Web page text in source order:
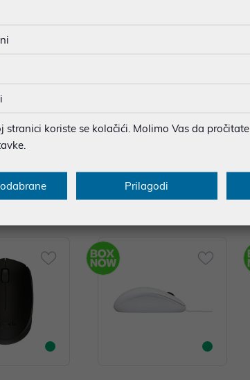
stranici koriste se kolačići. Molimo Vas da pročitate
Prilagodi